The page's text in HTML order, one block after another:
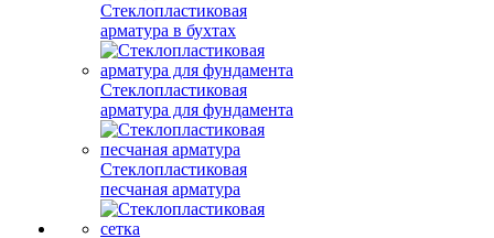
Стеклопластиковая
арматура в бухтах
Стеклопластиковая
арматура для фундамента
Стеклопластиковая
песчаная арматура